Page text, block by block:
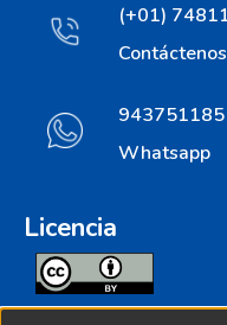
(+01)
Contáctenos
943751185
Whatsapp
Licencia
Todos los contenidos